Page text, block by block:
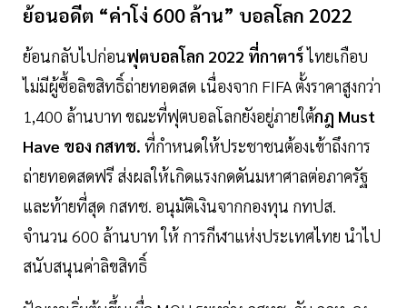
ย้อนอดีต “ค่าโง่ 600 ล้าน” บอลโลก 2022
ย้อนกลับไปก่อนฟุตบอลโลก 2022 ที่กาตาร์ไทยเกือบ
ไม่มีผู้ซื้อลิขสิทธิ์ถ่ายทอดสด เนื่องจาก FIFA ตั้งราคาสูงกว่า
1,400 ล้านบาท ขณะที่ฟุตบอลโลกยังอยู่ภายใต้กฎ Must
Have ของ กสทช. ที่กำหนดให้ประชาชนต้องเข้าถึงการ
ถ่ายทอดสดฟรี ส่งผลให้เกิดแรงกดดันมหาศาลต่อภาครัฐ
และท้ายที่สุด กสทช. อนุมัติเงินจากกองทุน กทปส.
จำนวน 600 ล้านบาท ให้ การกีฬาแห่งประเทศไทย นำไป
สนับสนุนค่าลิขสิทธิ์